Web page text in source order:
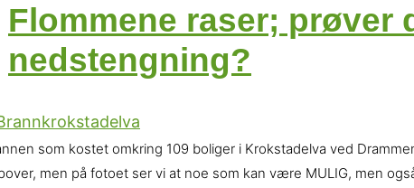
Flommene raser; prøver
nedstengning?
som kostet omkring 109 boliger i Krokstadelva ved
men på fotoet ser vi at noe som kan være MULIG, men